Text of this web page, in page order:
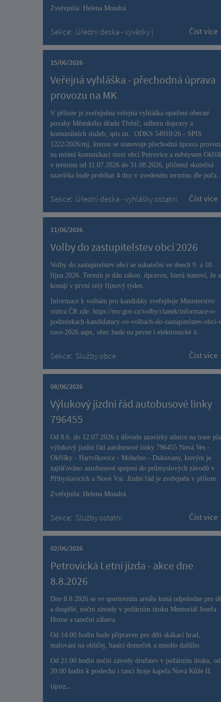
Zveřejnila: Helena Moudrá
Sekce: Úřední deska - vývěsky| Číst více
15/06/2026
Veřejná vyhláška - přechodná úprava
provozu na MK
V příloze je zveřejněna veřejná vyhláška opatření obecné
povahy Městského úřadu Třebíč, odboru dopravy a
komunálních služeb, spis zn.: ODKS 54910/26 - SPIS
1222/2026/mj, kterou se stanovuje přechodná úprava
na místní komunikaci mezi obcí Petrovice a městysem
v termínu od 11.07.2026 do 31.08.2026, přičemž skutečná
uzavírka bude probíhat 4 dny v uvedeném termínu dle
Sekce: Úřední deska - vyhlášky ostatní Číst více
11/06/2026
Volby do zastupitelstev obcí 2026
Volby do zastupitelstev obcí se uskuteční ve dnech 9. a 10.
října 2026. Termín je dán zákon. úpravou, která stanoví, že
konají v první celý říjnový týden.
Informace k volbám pro kandidáty zveřejňuje Ministerstvo
vnitra ČR zde: https://mv.gov.cz/volby/clanek/informace-o-
podminkach-kandidatury-ve-volbach-do-zastupitelstev-obci-
roce-2026.aspx, obec bude na pevné i elektronické ú...
Sekce: Služby obce Číst více
08/06/2026
Výlukový jízdní řád autobusové linky
796455
Od 8.6. do 12.07.2026 z důvodu uzavírky silnice na trase
výlukový jízdní řád autobusové linky 796455 Nová Ves -
Okříšky - Hartvíkovice - Mohelno - Dukovany, kterým je
zajišťováno autobusové spojení do průmyslových závodů v
Přibyslavicích a Nové Vsi. Jízdní řád je zveřejněn v příloze.
Zveřejnila: Helena Moudrá
Sekce: Služby ostatní Číst více
02/06/2026
Petrovická Letní jízda - akce dne
8.8.2026
Dne 8.8.2026 se ve sportovním areálu koná odpoledne pro
a dospělé, noční závody v požárním útoku Memoriál Josefa
Honse a taneční zábava.
Od 14:00 hodin bude připraven pro děti skákací hrad,
malování na obličej, hasící domeček a mnoho dalšího.
Od 21:00 hodin noční závody družstev v požárním útoku, od
20:00 hodin k poslechu i tanci hraje kapela Nová Kůže II.
Upoz...